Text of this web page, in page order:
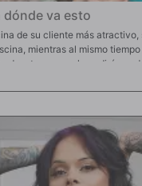
dónde va esto
de su cliente más atractivo,
mientras al mismo
o temprano, le pedirá
cuánto costará el servicio de
pagar esa cantidad, por lo